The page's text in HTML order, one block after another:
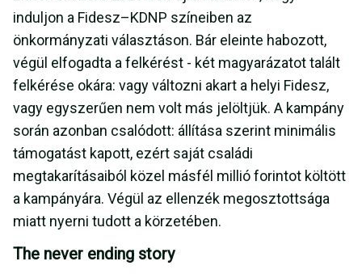
induljon a Fidesz–KDNP színeiben az
önkormányzati választáson. Bár eleinte habozott,
végül elfogadta a felkérést - két magyarázatot talált
felkérése okára: vagy változni akart a helyi Fidesz,
vagy egyszerűen nem volt más jelöltjük. A kampány
során azonban csalódott: állítása szerint minimális
támogatást kapott, ezért saját családi
megtakarításaiból közel másfél millió forintot költött
a kampányára. Végül az ellenzék megosztottsága
miatt nyerni tudott a körzetében.
The never ending story